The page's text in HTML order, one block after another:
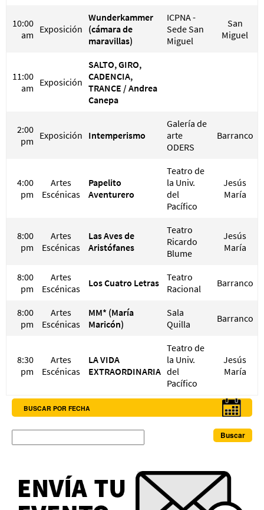
10:00
am Exposición
Wunderkammer
(cámara de
maravillas)
ICPNA -
Sede San
Miguel
San
Miguel
11:00
am Exposición
SALTO, GIRO,
CADENCIA,
TRANCE / Andrea
Canepa
2:00
pm Exposición Intemperismo
Galería de
arte
ODERS
Barranco
4:00
pm
Artes
Escénicas
Papelito
Aventurero
Teatro de
la Univ.
del
Pacífico
Jesús
María
8:00
pm
Artes
Escénicas
Las Aves de
Aristófanes
Teatro
Ricardo
Blume
Jesús
María
8:00
pm
Artes
Escénicas
Los Cuatro Letras
Teatro
Racional
Barranco
8:00
pm
Artes
Escénicas
MM* (María
Maricón)
Sala
Quilla
Barranco
8:30
pm
Artes
Escénicas
LA VIDA
EXTRAORDINARIA
Teatro de
la Univ.
del
Pacífico
Jesús
María
BUSCAR POR FECHA